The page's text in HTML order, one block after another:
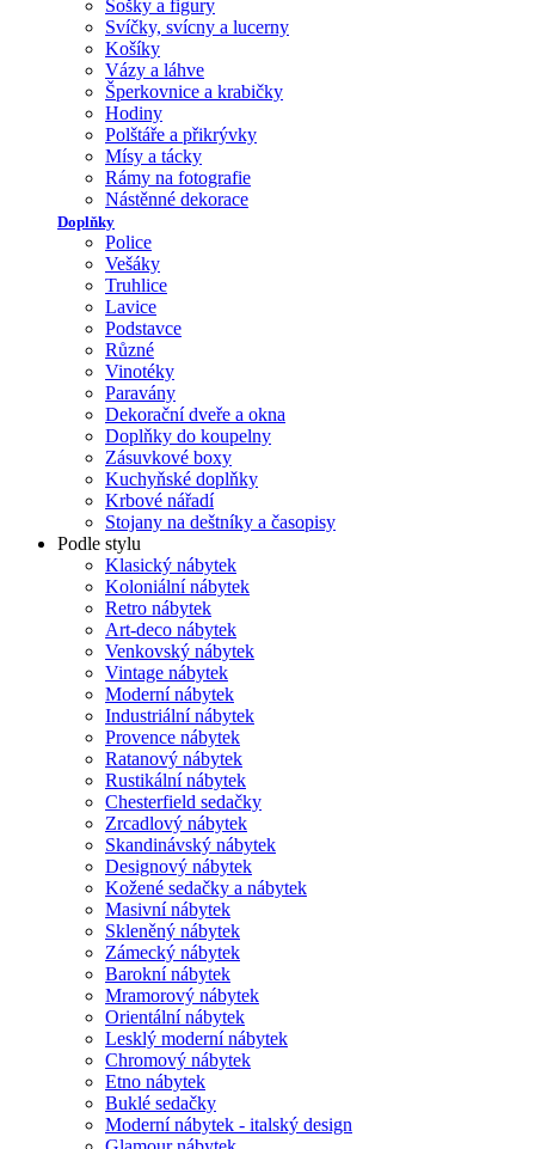
Sošky a figury
Svíčky, svícny a lucerny
Košíky
Vázy a láhve
Šperkovnice a krabičky
Hodiny
Polštáře a přikrývky
Mísy a tácky
Rámy na fotografie
Nástěnné dekorace
Doplňky
Police
Vešáky
Truhlice
Lavice
Podstavce
Různé
Vinotéky
Paravány
Dekorační dveře a okna
Doplňky do koupelny
Zásuvkové boxy
Kuchyňské doplňky
Krbové nářadí
Stojany na deštníky a časopisy
Podle stylu
Klasický nábytek
Koloniální nábytek
Retro nábytek
Art-deco nábytek
Venkovský nábytek
Vintage nábytek
Moderní nábytek
Industriální nábytek
Provence nábytek
Ratanový nábytek
Rustikální nábytek
Chesterfield sedačky
Zrcadlový nábytek
Skandinávský nábytek
Designový nábytek
Kožené sedačky a nábytek
Masivní nábytek
Skleněný nábytek
Zámecký nábytek
Barokní nábytek
Mramorový nábytek
Orientální nábytek
Lesklý moderní nábytek
Chromový nábytek
Etno nábytek
Buklé sedačky
Moderní nábytek - italský design